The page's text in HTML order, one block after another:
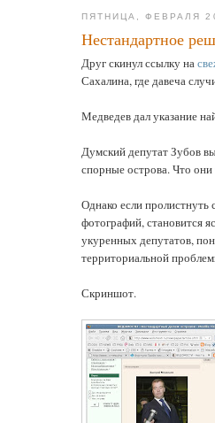
ПЯТНИЦА, ФЕВРАЛЯ
Нестандартное
Друг скинул ссылку на
Сахалина, где давеча
Медведев дал указание
Думский депутат Зубов
спорные острова. Что
Однако если пролистнуть
фотографий, становится
укуренных депутатов,
территориальной
Скриншот.